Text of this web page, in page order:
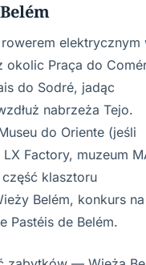
elektrycznym
okolic Praça do
do Sodré, jadąc
nabrzeża Tejo.
do Oriente (jeśli
Factory, muzeum
klasztoru
Belém, konkurs
Pastéis de Belém.